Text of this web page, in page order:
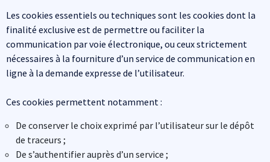
Les cookies essentiels ou techniques sont les cookies dont la
finalité exclusive est de permettre ou faciliter la
communication par voie électronique, ou ceux strictement
nécessaires à la fourniture d’un service de communication en
ligne à la demande expresse de l’utilisateur.
Ces cookies permettent notamment :
De conserver le choix exprimé par l’utilisateur sur le dépôt
de traceurs ;
De s’authentifier auprès d’un service ;